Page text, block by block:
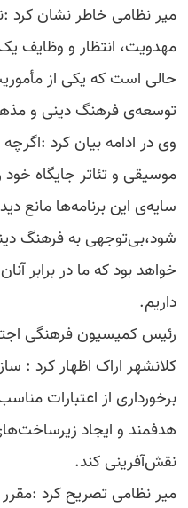
میر نظامی خاطر نشان کرد
مهدویت، انتظار و وظایف
حالی است که یکی از
توسعه‌ی فرهنگ دینی و
وی در ادامه بیان کرد
موسیقی و تئاتر جایگاه خود را
سایه‌ی این برنامه‌ها مانع
شود،بی‌توجهی به فرهنگ
خواهد بود که ما در برابر
داریم.
رئیس کمیسیون فرهنگی
کلانشهر اراک اظهار کرد :
برخورداری از اعتبارات
هدفمند و ایجاد
نقش‌آفرینی کند.
میر نظامی تصریح کرد :مقرر